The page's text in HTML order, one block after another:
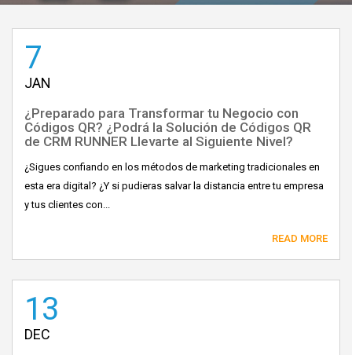
7
JAN
¿Preparado para Transformar tu Negocio con
Códigos QR? ¿Podrá la Solución de Códigos QR
de CRM RUNNER Llevarte al Siguiente Nivel?
¿Sigues confiando en los métodos de marketing tradicionales en
esta era digital? ¿Y si pudieras salvar la distancia entre tu empresa
y tus clientes con...
READ MORE
13
DEC